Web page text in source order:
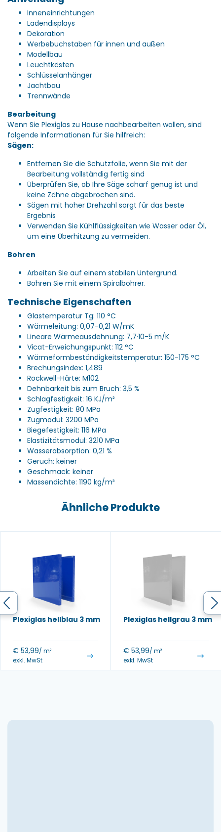
Inneneinrichtungen
Ladendisplays
Dekoration
Werbebuchstaben für innen und außen
Modellbau
Leuchtkästen
Schlüsselanhänger
Jachtbau
Trennwände
Bearbeitung
Wenn Sie Plexiglas zu Hause nachbearbeiten wollen, sind
folgende Informationen für Sie hilfreich:
Sägen:
Entfernen Sie die Schutzfolie, wenn Sie mit der
Bearbeitung vollständig fertig sind
Überprüfen Sie, ob Ihre Säge scharf genug ist und
keine Zähne abgebrochen sind.
Sägen mit hoher Drehzahl sorgt für das beste
Ergebnis
Verwenden Sie Kühlflüssigkeiten wie Wasser oder Öl,
um eine Überhitzung zu vermeiden.
Bohren
Arbeiten Sie auf einem stabilen Untergrund.
Bohren Sie mit einem Spiralbohrer.
Technische Eigenschaften
Glastemperatur Tg: 110 °C
Wärmeleitung: 0,07-0,21 W/mK
Lineare Wärmeausdehnung: 7,7·10-5 m/K
Vicat-Erweichungspunkt: 112 °C
Wärmeformbeständigkeitstemperatur: 150-175 °C
Brechungsindex: 1,489
Rockwell-Härte: M102
Dehnbarkeit bis zum Bruch: 3,5 %
Schlagfestigkeit: 16 KJ/m²
Zugfestigkeit: 80 MPa
Zugmodul: 3200 MPa
Biegefestigkeit: 116 MPa
Elastizitätsmodul: 3210 MPa
Wasserabsorption: 0,21 %
Geruch: keiner
Geschmack: keiner
Massendichte: 1190 kg/m³
Ähnliche Produkte
Plexiglas hellblau 3 mm
€ 53,99/ m²
exkl. MwSt
Plexiglas hellgrau 3 mm
€ 53,99/ m²
exkl. MwSt